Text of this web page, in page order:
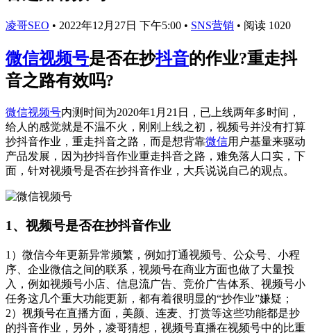
凌哥SEO • 2022年12月27日 下午5:00 • SNS营销 • 阅读 1020
微信视频号是否在抄抖音的作业?重走抖
音之路有效吗?
微信视频号内测时间为2020年1月21日，已上线两年多时间，
给人的感觉就是不温不火，刚刚上线之初，视频号并没有打算
抄抖音作业，重走抖音之路，而是想背靠微信用户基量来驱动
产品发展，因为抄抖音作业重走抖音之路，难免落人口实，下
面，针对视频号是否在抄抖音作业，大兵说说自己的观点。
1、视频号是否在抄抖音作业
1）微信今年更新异常频繁，例如打通视频号、公众号、小程
序、企业微信之间的联系，视频号在商业方面也做了大量投
入，例如视频号小店、信息流广告、竞价广告体系、视频号小
任务这几个重大功能更新，都有着很明显的“抄作业”嫌疑；
2）视频号在直播方面，美颜、连麦、打赏等这些功能都是抄
的抖音作业，另外，凌哥猜想，视频号直播在视频号中的比重